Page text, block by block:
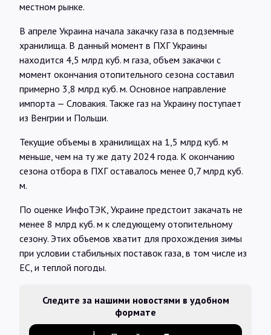
местном рынке.
В апреле Украина начала закачку газа в подземные
хранилища. В данный момент в ПХГ Украины
находится 4,5 млрд куб. м газа, объем закачки с
момент окончания отопительного сезона составил
примерно 3,8 млрд куб. м. Основное направление
импорта — Словакия. Также газ на Украину поступает
из Венгрии и Польши.
Текущие объемы в хранилищах на 1,5 млрд куб. м
меньше, чем на ту же дату 2024 года. К окончанию
сезона отбора в ПХГ оставалось менее 0,7 млрд куб.
м.
По оценке ИнфоТЭК, Украине предстоит закачать не
менее 8 млрд куб. м к следующему отопительному
сезону. Этих объемов хватит для прохождения зимы
при условии стабильных поставок газа, в том числе из
ЕС, и теплой погоды.
Следите за нашими новостями в удобном
формате